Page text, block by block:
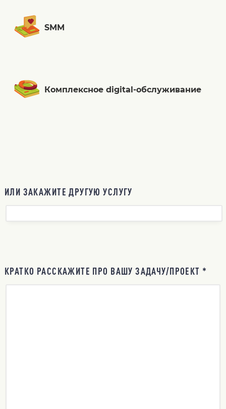
SMM
Комплексное digital-обслуживание
ИЛИ ЗАКАЖИТЕ ДРУГУЮ УСЛУГУ
КРАТКО РАССКАЖИТЕ ПРО ВАШУ ЗАДАЧУ/ПРОЕКТ *